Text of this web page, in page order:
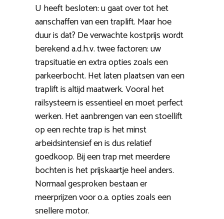
U heeft besloten: u gaat over tot het
aanschaffen van een traplift. Maar hoe
duur is dat? De verwachte kostprijs wordt
berekend a.d.h.v. twee factoren: uw
trapsituatie en extra opties zoals een
parkeerbocht. Het laten plaatsen van een
traplift is altijd maatwerk. Vooral het
railsysteem is essentieel en moet perfect
werken. Het aanbrengen van een stoellift
op een rechte trap is het minst
arbeidsintensief en is dus relatief
goedkoop. Bij een trap met meerdere
bochten is het prijskaartje heel anders.
Normaal gesproken bestaan er
meerprijzen voor o.a. opties zoals een
snellere motor.